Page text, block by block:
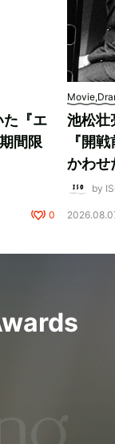
た『エ
間限
0
池松壮
『開
かわせ
by